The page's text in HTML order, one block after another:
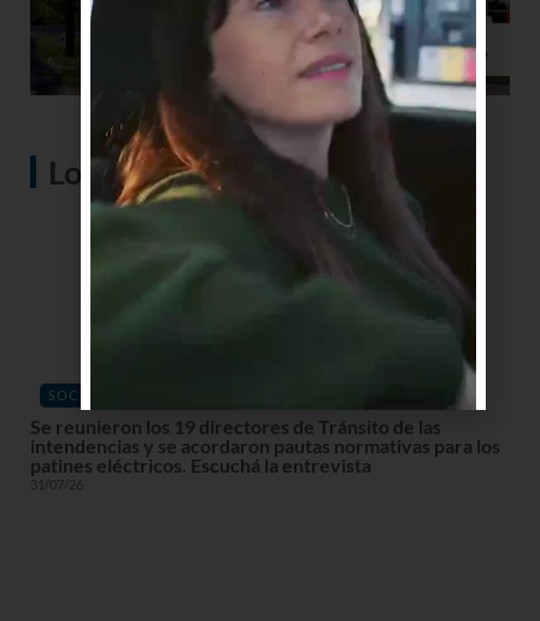
Lo más visto
SOCIEDAD
Se reunieron los 19 directores de Tránsito de las
intendencias y se acordaron pautas normativas para los
patines eléctricos. Escuchá la entrevista
31/07/26